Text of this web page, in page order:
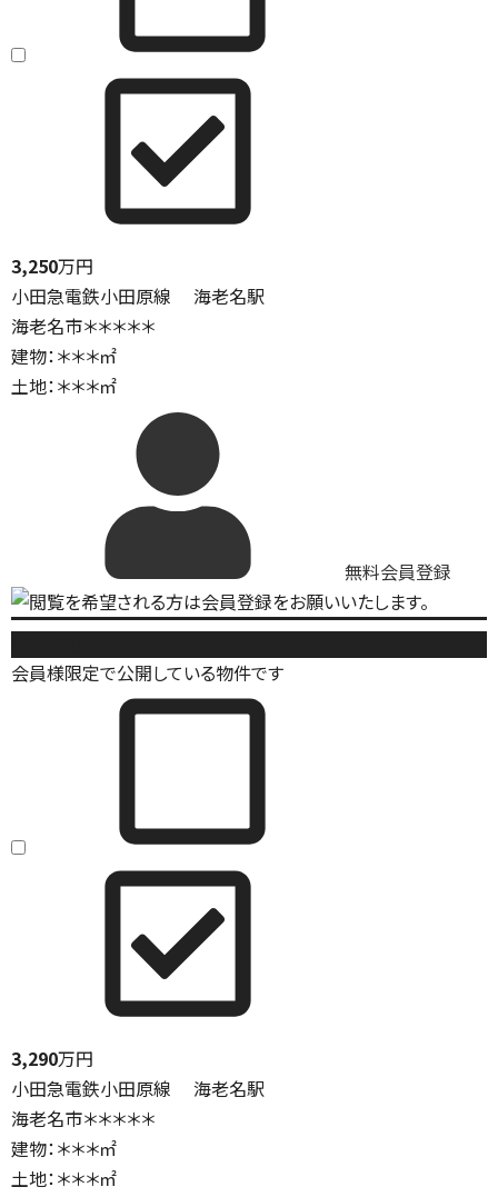
3,250万円
小田急電鉄小田原線 海老名駅
海老名市＊＊＊＊＊
建物：＊＊＊㎡
土地：＊＊＊㎡
無料会員登録
会員様限定で公開している物件です
3,290万円
小田急電鉄小田原線 海老名駅
海老名市＊＊＊＊＊
建物：＊＊＊㎡
土地：＊＊＊㎡